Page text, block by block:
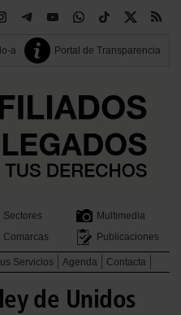
a Portal de Transparencia
Sectores
Multimedia
Comarcas Publicaciones
Servicios Agenda Contacta
de Unidos